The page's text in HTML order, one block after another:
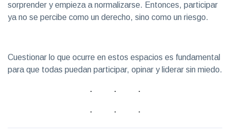
sorprender y empieza a normalizarse. Entonces, participar
ya no se percibe como un derecho, sino como un riesgo.
Cuestionar lo que ocurre en estos espacios es fundamental
para que todas puedan participar, opinar y liderar sin miedo.